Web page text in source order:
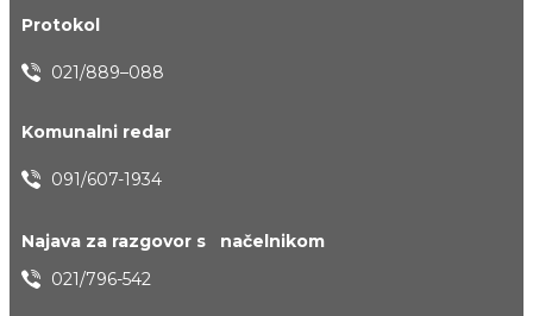
Protokol
021/889–088
Komunalni redar
091/607-1934
Najava za razgovor s načelnikom
021/796-542